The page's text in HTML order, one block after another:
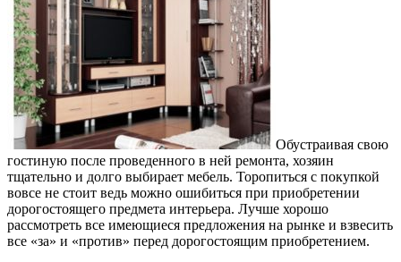
Обустраивая свою
гостиную после проведенного в ней ремонта, хозяин
тщательно и долго выбирает мебель. Торопиться с покупкой
вовсе не стоит ведь можно ошибиться при приобретении
дорогостоящего предмета интерьера. Лучше хорошо
рассмотреть все имеющиеся предложения на рынке и взвесить
все «за» и «против» перед дорогостоящим приобретением.